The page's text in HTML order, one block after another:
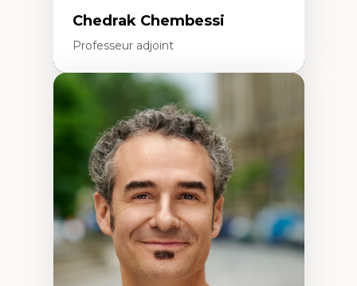
Chedrak Chembessi
Professeur adjoint
Économie circulaire
Modèles d’affaires durables
Histoire des faits économiques
Gestion durable des ressources naturelles
Écologie industrielle
Aménagement durable du territoire
Développement régional
Coopératives
Télétravail en milieu rural francophone
Transition socio-écologique